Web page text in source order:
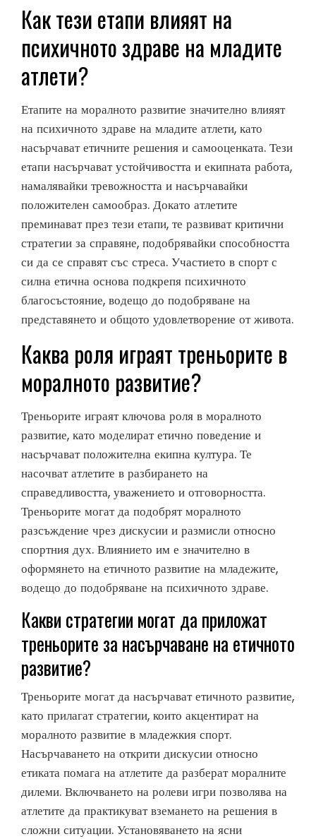
Как тези етапи влияят на
психичното здраве на младите
атлети?
Етапите на моралното развитие значително влияят
на психичното здраве на младите атлети, като
насърчават етичните решения и самооценката. Тези
етапи насърчават устойчивостта и екипната работа,
намалявайки тревожността и насърчавайки
положителен самообраз. Докато атлетите
преминават през тези етапи, те развиват критични
стратегии за справяне, подобрявайки способността
си да се справят със стреса. Участието в спорт с
силна етична основа подкрепя психичното
благосъстояние, водещо до подобряване на
представянето и общото удовлетворение от живота.
Каква роля играят треньорите в
моралното развитие?
Треньорите играят ключова роля в моралното
развитие, като моделират етично поведение и
насърчават положителна екипна култура. Те
насочват атлетите в разбирането на
справедливостта, уважението и отговорността.
Треньорите могат да подобрят моралното
разсъждение чрез дискусии и размисли относно
спортния дух. Влиянието им е значително в
оформянето на етичното развитие на младежите,
водещо до подобряване на психичното здраве.
Какви стратегии могат да приложат
треньорите за насърчаване на етичното
развитие?
Треньорите могат да насърчават етичното развитие,
като прилагат стратегии, които акцентират на
моралното развитие в младежкия спорт.
Насърчаването на открити дискусии относно
етиката помага на атлетите да разберат моралните
дилеми. Включването на ролеви игри позволява на
атлетите да практикуват вземането на решения в
сложни ситуации. Установяването на ясни